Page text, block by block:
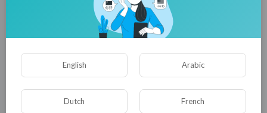
Presentazione del progetto di sostegno all'elaborazione del
lutto
Fondazioneamen
·4 anni fa
English Arabic
Dutch French